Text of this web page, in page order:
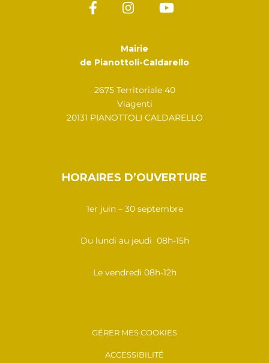
Mairie
de Pianottoli-Caldarello
2675 Territoriale 40
Viagenti
20131 PIANOTTOLI CALDARELLO
HORAIRES D’OUVERTURE
1er juin – 30 septembre
Du lundi au jeudi 08h-15h
Le vendredi 08h-12h
GÉRER MES COOKIES
ACCESSIBILITÉ